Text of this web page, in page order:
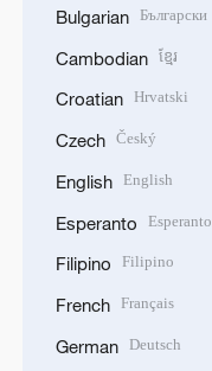
Bulgarian Български
Cambodian ខ្មែរ
Croatian Hrvatski
Czech Český
English English
Esperanto Esperanto
Filipino Filipino
French Français
German Deutsch